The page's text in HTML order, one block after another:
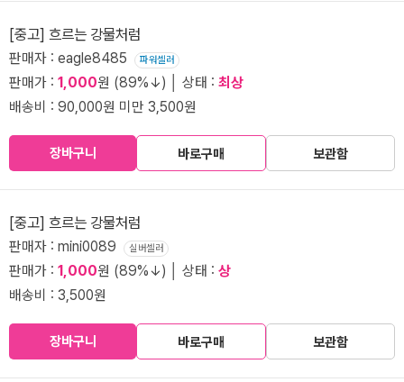
[중고] 흐르는 강물처럼
판매자 : eagle8485 파워셀러
판매가 : 1,000원 (89%↓) │ 상태 : 최상
배송비 : 90,000원 미만 3,500원
장바구니 바로구매 보관함
[중고] 흐르는 강물처럼
판매자 : mini0089 실버셀러
판매가 : 1,000원 (89%↓) │ 상태 : 상
배송비 : 3,500원
장바구니 바로구매 보관함